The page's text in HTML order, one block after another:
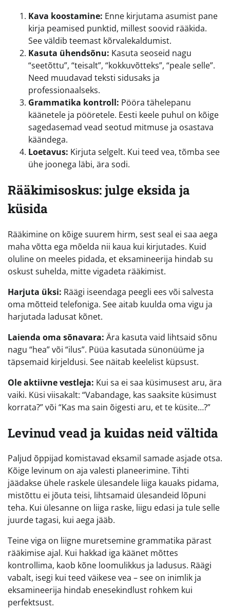
Kava koostamine: Enne kirjutama asumist pane
kirja peamised punktid, millest soovid rääkida.
See väldib teemast kõrvalekaldumist.
Kasuta ühendsõnu: Kasuta seoseid nagu
“seetõttu”, “teisalt”, “kokkuvõtteks”, “peale selle”.
Need muudavad teksti sidusaks ja
professionaalseks.
Grammatika kontroll: Pööra tähelepanu
käänetele ja pööretele. Eesti keele puhul on kõige
sagedasemad vead seotud mitmuse ja osastava
käändega.
Loetavus: Kirjuta selgelt. Kui teed vea, tõmba see
ühe joonega läbi, ära sodi.
Rääkimisoskus: julge eksida ja
küsida
Rääkimine on kõige suurem hirm, sest seal ei saa aega
maha võtta ega mõelda nii kaua kui kirjutades. Kuid
oluline on meeles pidada, et eksamineerija hindab su
oskust suhelda, mitte vigadeta rääkimist.
Harjuta üksi: Räägi iseendaga peegli ees või salvesta
oma mõtteid telefoniga. See aitab kuulda oma vigu ja
harjutada ladusat kõnet.
Laienda oma sõnavara: Ära kasuta vaid lihtsaid sõnu
nagu “hea” või “ilus”. Püüa kasutada sünonüüme ja
täpsemaid kirjeldusi. See näitab keelelist küpsust.
Ole aktiivne vestleja: Kui sa ei saa küsimusest aru, ära
vaiki. Küsi viisakalt: “Vabandage, kas saaksite küsimust
korrata?” või “Kas ma sain õigesti aru, et te küsite…?”
Levinud vead ja kuidas neid vältida
Paljud õppijad komistavad eksamil samade asjade otsa.
Kõige levinum on aja valesti planeerimine. Tihti
jäädakse ühele raskele ülesandele liiga kauaks pidama,
mistõttu ei jõuta teisi, lihtsamaid ülesandeid lõpuni
teha. Kui ülesanne on liiga raske, liigu edasi ja tule selle
juurde tagasi, kui aega jääb.
Teine viga on liigne muretsemine grammatika pärast
rääkimise ajal. Kui hakkad iga käänet mõttes
kontrollima, kaob kõne loomulikkus ja ladusus. Räägi
vabalt, isegi kui teed väikese vea – see on inimlik ja
eksamineerija hindab enesekindlust rohkem kui
perfektsust.